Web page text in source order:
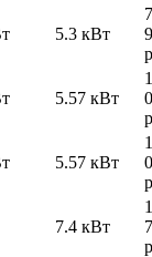
5.3 кВт
5.57 кВт
5.57 кВт
7.4 кВт